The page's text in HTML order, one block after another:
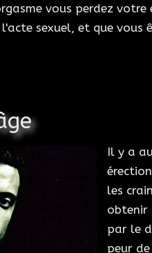
vous perdez
sexuel, et que vous
Il y a
les
obtenir
par le
peur